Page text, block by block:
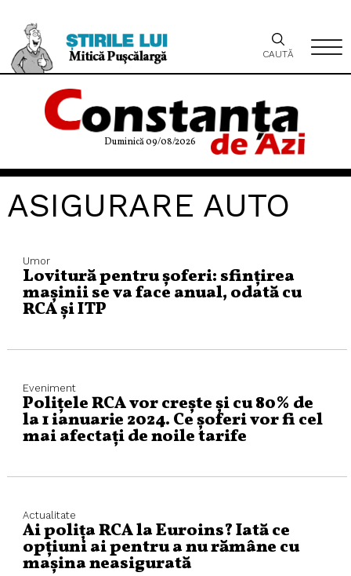
Duminică 09/08/2026
CAUTĂ
ASIGURARE AUTO
Umor
Lovitură pentru șoferi: sfințirea
mașinii se va face anual, odată cu
RCA și ITP
Eveniment
Polițele RCA vor crește și cu 80% de
la 1 ianuarie 2024. Ce șoferi vor fi cel
mai afectați de noile tarife
Actualitate
Ai polița RCA la Euroins? Iată ce
opțiuni ai pentru a nu rămâne cu
mașina neasigurată